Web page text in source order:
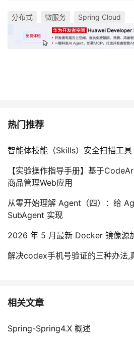
分布式 微服务 Spring Cloud
热门推荐
智能体技能（Skills）安全扫描工具
【实验操作指导手册】基于
商品管理Web应用
从零开始理解 Agent（四）：给
SubAgent 实现
2026 年 5 月最新 Docker 镜像源
解决codex手机号验证的三种办法,
相关文章
Spring-Spring4.X 概述